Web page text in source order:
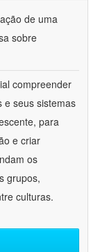
de uma
sobre
compreender
e seus sistemas
para
e criar
os
grupos,
culturas.